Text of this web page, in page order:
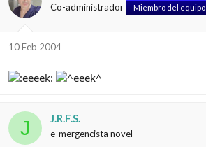
Co-administrador Miembro del equipo
10 Feb 2004
J J.R.F.S.
e-mergencista novel